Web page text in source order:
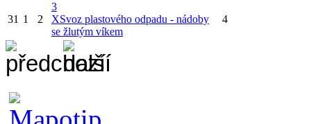
31 1 2
3
XSvoz plastového odpadu - nádoby
se žlutým víkem
4